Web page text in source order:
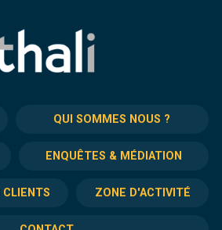
QUI SOMMES NOUS ?
ENQUÊTES & MÉDIATION
CLIENTS ZONE D'ACTIVITÉ